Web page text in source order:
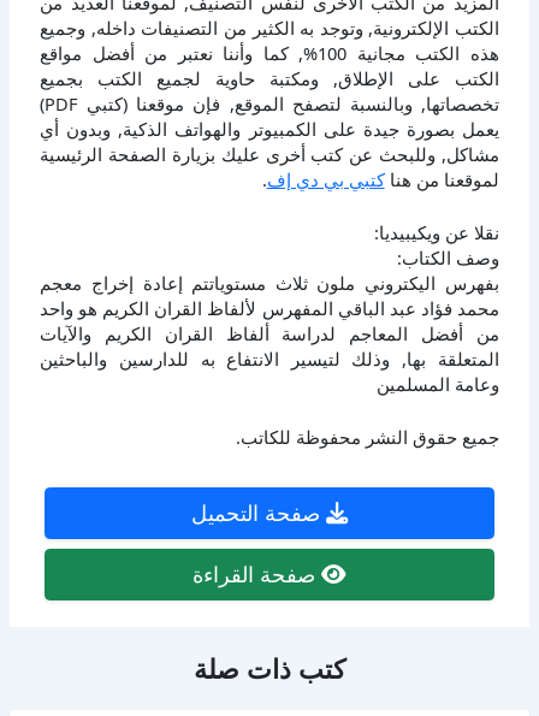
الكتب الإلكترونية, وتوجد به الكثير من التصنيفات داخله, وجميع
هذه الكتب مجانية 100%, كما وأننا نعتبر من أفضل مواقع
الكتب على الإطلاق, ومكتبة حاوية لجميع الكتب بجميع
تخصصاتها, وبالنسبة لتصفح الموقع, فإن موقعنا (كتبي PDF)
يعمل بصورة جيدة على الكمبيوتر والهواتف الذكية, وبدون أي
مشاكل, وللبحث عن كتب أخرى عليك بزيارة الصفحة الرئيسية
لموقعنا من هناكتبي بي دي إف.
نقلا عن ويكيبيديا:
وصف الكتاب:
بفهرس اليكتروني ملون ثلاث مستوياتتم إعادة إخراج معجم
محمد فؤاد عبد الباقي المفهرس لألفاظ القران الكريم هو واحد
من أفضل المعاجم لدراسة ألفاظ القران الكريم والآيات
المتعلقة بها, وذلك لتيسير الانتفاع به للدارسين والباحثين
وعامة المسلمين
جميع حقوق النشر محفوظة للكاتب.
صفحة التحميل
صفحة القراءة
كتب ذات صلة